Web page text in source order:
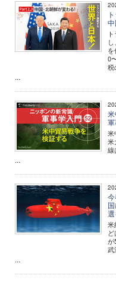
0
税
...
米
米
線
...
米
が
武
...